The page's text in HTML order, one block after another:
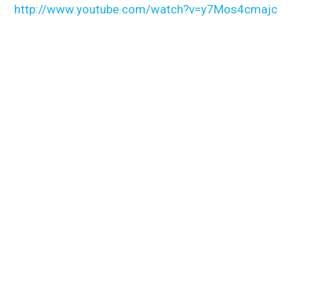
http://www.youtube.com/watch?v=y7Mos4cmajc